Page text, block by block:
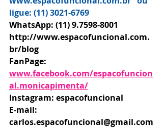
ligue: (11) 3021-6769
WhatsApp: (11) 9.7598-8001
http://www.espacofuncional.com.
br/blog
FanPage:
www.facebook.com/espacofuncion
al.monicapimenta/
Instagram: espacofuncional
E-mail:
carlos.espacofuncional@gmail.com